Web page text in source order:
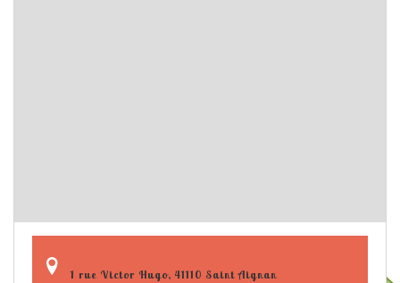
1 rue Victor Hugo, 41110 Saint Aignan